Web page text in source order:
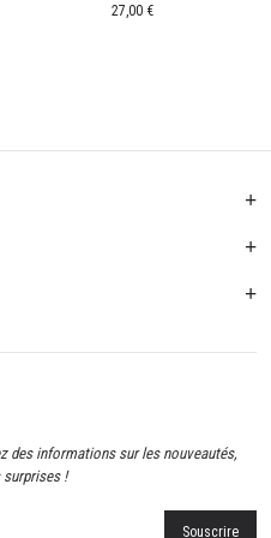
27,00 €
des informations sur les nouveautés,
!